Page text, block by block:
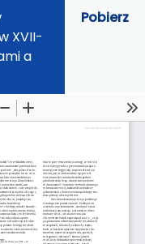
XVII-
a
Pobierz